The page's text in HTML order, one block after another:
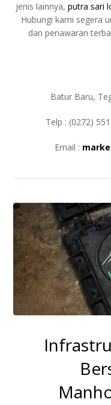
jenis lainnya, putra sari
Hubungi kami segera
dan penawaran
Batur Baru,
Telp : (0272)
Email :